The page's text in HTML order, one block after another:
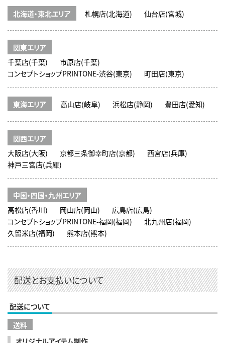
北海道・東北エリア 札幌店(北海道) 仙台店(宮城)
関東エリア
千葉店(千葉)
市原店(千葉)
コンセプトショップPRINTONE-渋谷(東京)
町田店(東京)
東海エリア 高山店(岐阜) 浜松店(静岡) 豊田店(愛知)
関西エリア
大阪店(大阪)
京都三条御幸町店(京都)
西宮店(兵庫)
神戸三宮店(兵庫)
中国・四国・九州エリア
高松店(香川)
岡山店(岡山)
広島店(広島)
コンセプトショップPRINTONE-福岡(福岡)
北九州店(福岡)
久留米店(福岡)
熊本店(熊本)
配送とお支払いについて
配送について
送料
オリジナルアイテム制作